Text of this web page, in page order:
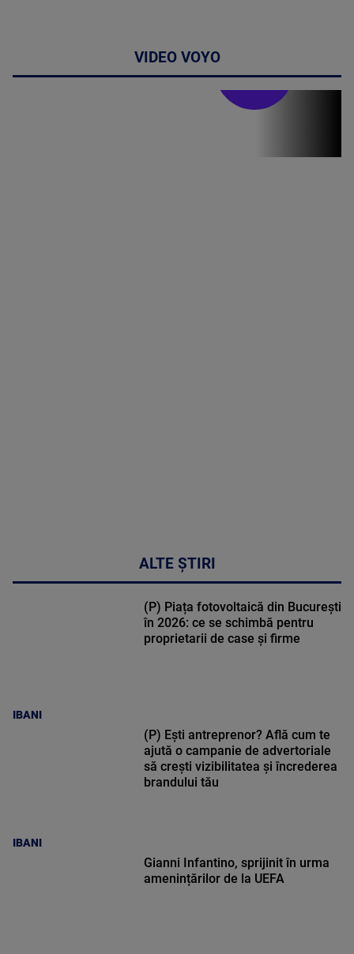
VIDEO VOYO
ALTE ȘTIRI
IBANI
(P) Piața fotovoltaică din București
în 2026: ce se schimbă pentru
proprietarii de case și firme
IBANI
(P) Ești antreprenor? Află cum te
ajută o campanie de advertoriale
să crești vizibilitatea și încrederea
brandului tău
Gianni Infantino, sprijinit în urma
amenințărilor de la UEFA